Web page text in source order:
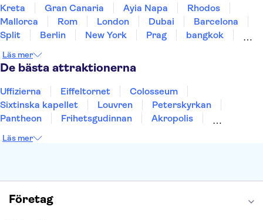
Kreta Gran Canaria Ayia Napa
Rhodos
Mallorca
Rom London Dubai
Barcelona
Split
Berlin New York Prag
bangkok
Uppsala
Helsingborg
Läs mer
De bästa attraktionerna
Uffizierna Eiffeltornet
Colosseum
Sixtinska kapellet
Louvren
Peterskyrkan
Pantheon
Frihetsgudinnan
Akropolis
Burj Khalifa
Läs mer
Företag